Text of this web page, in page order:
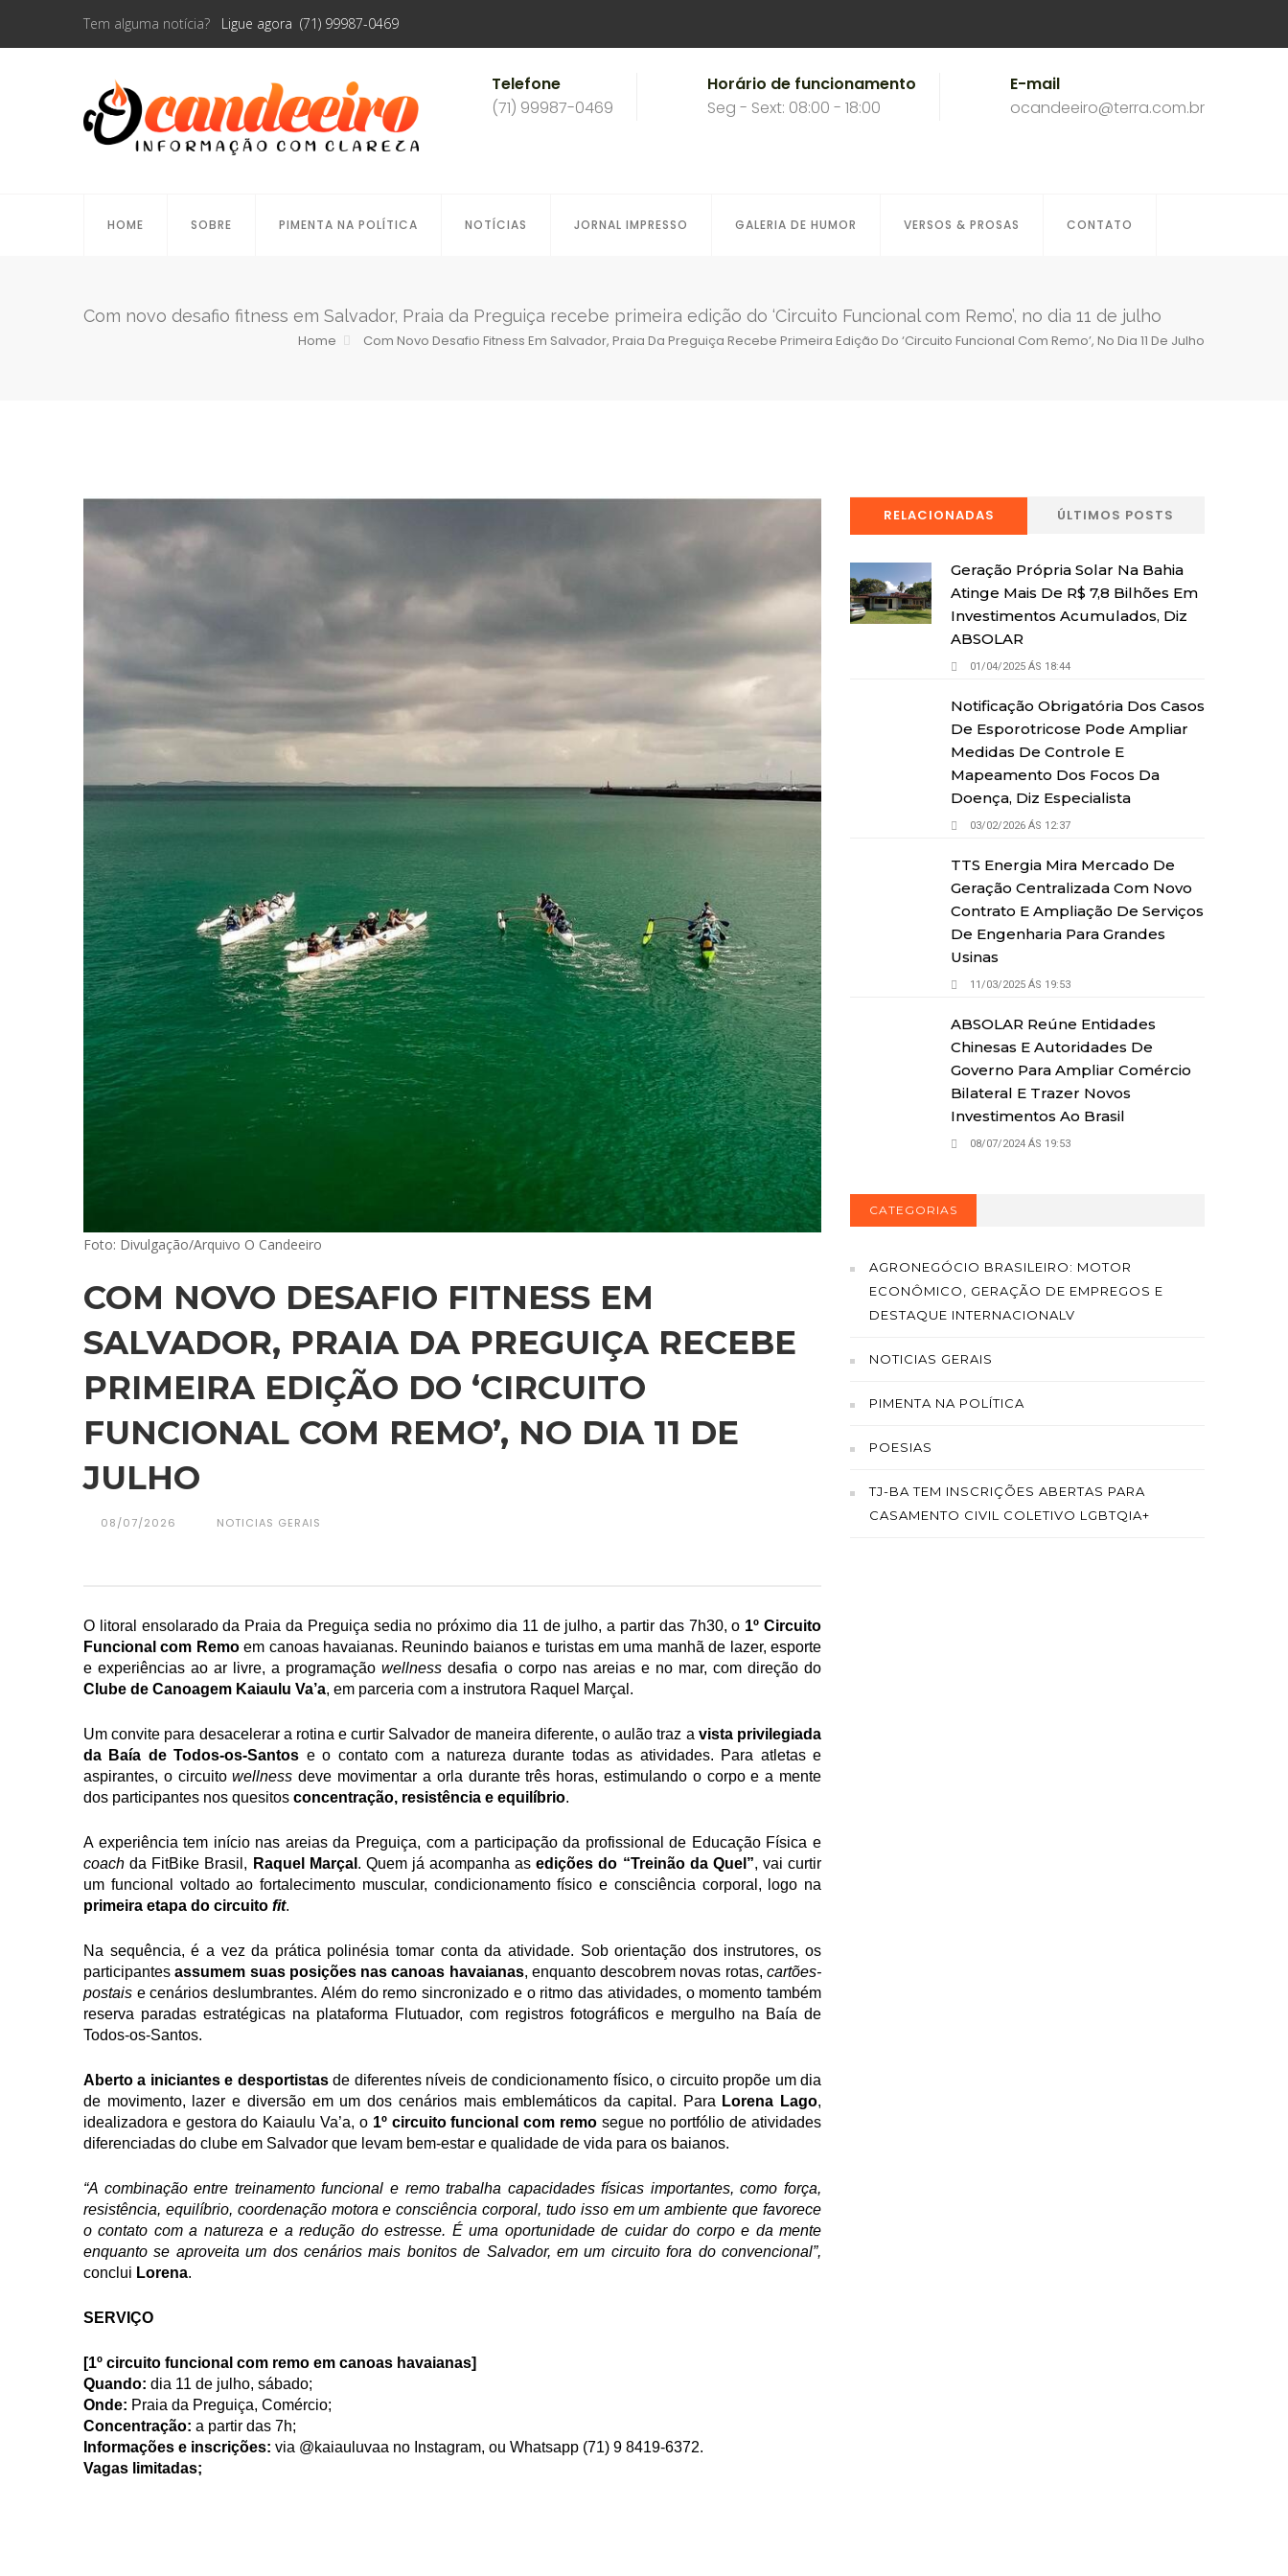
Tem alguma notícia? Ligue agora (71) 99987-0469
Telefone
(71) 99987-0469
Horário de funcionamento
Seg - Sext: 08:00 - 18:00
E-mail
ocandeeiro@terra.com.br
HOME SOBRE PIMENTA NA POLÍTICA NOTÍCIAS JORNAL IMPRESSO GALERIA DE HUMOR VERSOS & PROSAS CONTATO
Com novo desafio fitness em Salvador, Praia da Preguiça recebe primeira edição do ‘Circuito Funcional com Remo’, no dia 11 de julho
Home Com Novo Desafio Fitness Em Salvador, Praia Da Preguiça Recebe Primeira Edição Do ‘Circuito Funcional Com Remo’, No Dia 11 De Julho
Foto: Divulgação/Arquivo O Candeeiro
COM NOVO DESAFIO FITNESS EM
SALVADOR, PRAIA DA PREGUIÇA RECEBE
PRIMEIRA EDIÇÃO DO ‘CIRCUITO
FUNCIONAL COM REMO’, NO DIA 11 DE
JULHO
08/07/2026 NOTICIAS GERAIS
O litoral ensolarado da Praia da Preguiça sedia no próximo dia 11 de julho, a partir das 7h30, o 1º Circuito
Funcional com Remo em canoas havaianas. Reunindo baianos e turistas em uma manhã de lazer, esporte
e experiências ao ar livre, a programação wellness
Clube de Canoagem Kaiaulu Va’a, em parceria com a instrutora Raquel Marçal.
Um convite para desacelerar a rotina e curtir Salvador de maneira diferente, o aulão traz a vista privilegiada
da Baía de Todos-os-Santos e o contato com a natureza durante todas as atividades. Para atletas e
aspirantes, o circuito wellness deve movimentar a orla durante três horas, estimulando o corpo e a mente
dos participantes nos quesitos concentração, resistência e equilíbrio.
coach da FitBike Brasil, Raquel Marçal . Quem já acompanha as edições do “Treinão da Quel”, vai curtir
um funcional voltado ao fortalecimento muscular, condicionamento físico e consciência corporal, logo na
primeira etapa do circuito fit.
Na sequência, é a vez da prática polinésia tomar conta da atividade. Sob orientação dos instrutores, os
participantes assumem suas posições nas canoas havaianas, enquanto descobrem novas rotas, cartões-
postais e cenários deslumbrantes. Além do remo sincronizado e o ritmo das atividades, o momento também
reserva paradas estratégicas na plataforma Flutuador, com registros fotográficos e mergulho na Baía de
Todos-os-Santos.
Aberto a iniciantes e desportistas de diferentes níveis de condicionamento físico, o circuito propõe um dia
de movimento, lazer e diversão em um dos cenários mais emblemáticos da capital. Para Lorena Lago,
idealizadora e gestora do Kaiaulu Va’a, o 1º circuito funcional com remo segue no portfólio de atividades
diferenciadas do clube em Salvador que levam bem-estar e qualidade de vida para os baianos.
“A combinação entre treinamento funcional e remo trabalha capacidades físicas importantes, como força,
resistência, equilíbrio, coordenação motora e consciência corporal, tudo isso em um ambiente que favorece
o contato com a natureza e a redução do estresse. É uma oportunidade de cuidar do corpo e da mente
enquanto se aproveita um dos cenários mais bonitos de Salvador, em um circuito fora do convencional”,
conclui Lorena.
SERVIÇO
[1º circuito funcional com remo em canoas havaianas]
Quando: dia 11 de julho, sábado;
Onde: Praia da Preguiça, Comércio;
Concentração: a partir das 7h;
Informações e inscrições: via @kaiauluvaa no Instagram, ou Whatsapp (71) 9 8419-6372.
Vagas limitadas;
RELACIONADAS ÚLTIMOS POSTS
Geração Própria Solar Na Bahia
Atinge Mais De R$ 7,8 Bilhões Em
Investimentos Acumulados, Diz
ABSOLAR
01/04/2025 ÁS 18:44
Notificação Obrigatória Dos Casos
De Esporotricose Pode Ampliar
Medidas De Controle E
Mapeamento Dos Focos Da
Doença, Diz Especialista
03/02/2026 ÁS 12:37
TTS Energia Mira Mercado De
Geração Centralizada Com Novo
Contrato E Ampliação De Serviços
De Engenharia Para Grandes
Usinas
11/03/2025 ÁS 19:53
ABSOLAR Reúne Entidades
Chinesas E Autoridades De
Governo Para Ampliar Comércio
Bilateral E Trazer Novos
Investimentos Ao Brasil
08/07/2024 ÁS 19:53
CATEGORIAS
AGRONEGÓCIO BRASILEIRO: MOTOR
ECONÔMICO, GERAÇÃO DE EMPREGOS E
DESTAQUE INTERNACIONALV
NOTICIAS GERAIS
PIMENTA NA POLÍTICA
POESIAS
TJ-BA TEM INSCRIÇÕES ABERTAS PARA
CASAMENTO CIVIL COLETIVO LGBTQIA+